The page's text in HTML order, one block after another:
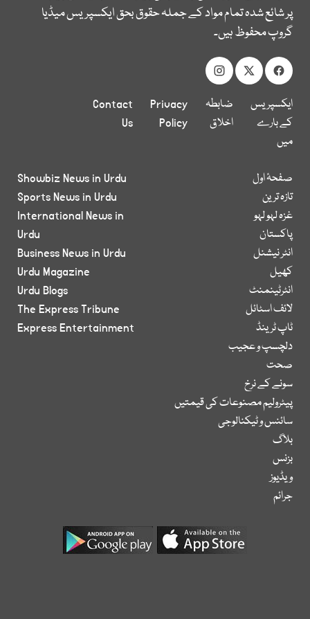
پر شائع شدہ تمام مواد کے جملہ حقوق بحق ایکسپریس میڈیا
گروپ محفوظ ہیں۔
ایکسپریس
کے بارے
میں
ضابطہ
اخلاق
Privacy
Policy
Contact
Us
صفحۂ اول
تازہ ترین
غزہ لہو لہو
پاکستان
انٹر نیشنل
کھیل
انٹرٹینمنٹ
لائف اسٹائل
ٹاپ ٹرینڈ
دلچسپ و عجیب
صحت
سونے کے نرخ
پیٹرولیم مصنوعات کی قیمتیں
سائنس و ٹیکنالوجی
بلاگ
بزنس
ویڈیوز
جرائم
Showbiz News in Urdu
Sports News in Urdu
International News in
Urdu
Business News in Urdu
Urdu Magazine
Urdu Blogs
The Express Tribune
Express Entertainment